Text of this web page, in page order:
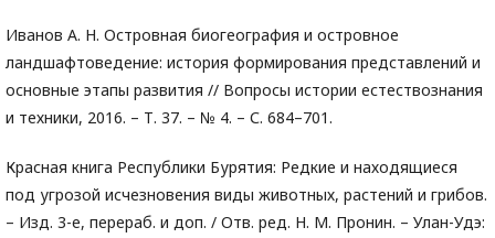
Иванов А. Н. Островная биогеография и островное
ландшафтоведение: история формирования представлений и
основные этапы развития // Вопросы истории естествознания
и техники, 2016. – Т. 37. – № 4. – С. 684–701.
Красная книга Республики Бурятия: Редкие и находящиеся
под угрозой исчезновения виды животных, растений и грибов.
– Изд. 3-е, перераб. и доп. / Отв. ред. Н. М. Пронин. – Улан-Удэ: